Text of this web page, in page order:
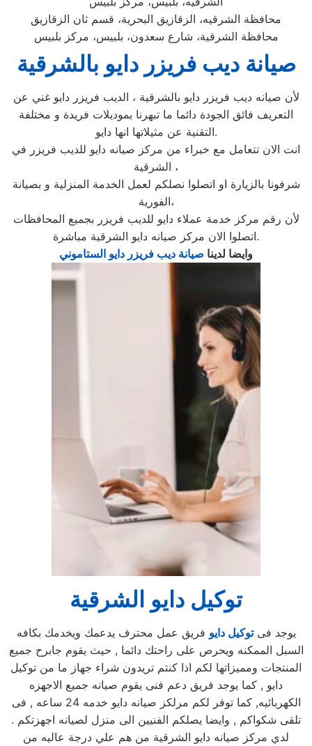
محافظة الشرقيه، الزقازيق البحرية، قسم ثان الزقازيق
محافظة الشرقية، شارع سعدون، بلبيس، مركز بلبيس
صيانة ديب فريزر دايو بالشرقية
لأن صيانه ديب فريزر دايو بالشرقية ، الديب فريزر دايو غني عن
التعريف فائق الجودة دائما ما تبهرنا بموديلات فريدة و مختلفة
التقنية عن مثيلاتها انها دايو.
انت الان تتعامل مع خبراء من مركز صيانه دايو للديب فريزر في
الشرقية ،
شرفونا بالزيارة او اتصلوا نصلكم لعمل الخدمة المنزلية و بصيانة
الفورية،
لأن رقم مركز خدمة عملاء دايو للديب فريزر بجميع المحافظات
اتصلوا الان مركز صيانه دايو الشرقية مباشرة.
وايضا لدينا صيانة ديب فريزر دايو الستاموني
توكيل دايو الشرقية
يوجد فىتوكيل دايو فريق عمل محترف يدعمك ويخدمك بكافه
السبل الممكنه ويحرص على راحتك دائما , حيث يقوم جابرح جميع
المنتجات ومميزاتها لكم اذا كنتم تريدون شراء جهاز ما من توكيل
دايو , كما يوجد فريق دعم فنى يقوم صيانه جميع الاجهزه
الكهربائيه, كما توفر لكم مرلكز صيانه دايو خدمه 24 ساعه , فى
تلقى شكواكم , وايضا يصلكم الفنيين الى منزل لصيانه اجهزتكم .
لدي مركز صيانه دايو الشرقية من هم علي درجة عاليه من